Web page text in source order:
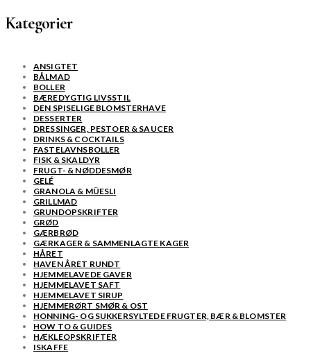
Kategorier
ANSIGTET
BÅLMAD
BOLLER
BÆREDYGTIG LIVSSTIL
DEN SPISELIGE BLOMSTERHAVE
DESSERTER
DRESSINGER, PESTOER & SAUCER
DRINKS & COCKTAILS
FASTELAVNSBOLLER
FISK & SKALDYR
FRUGT- & NØDDESMØR
GELÉ
GRANOLA & MÜESLI
GRILLMAD
GRUNDOPSKRIFTER
GRØD
GÆRBRØD
GÆRKAGER & SAMMENLAGTE KAGER
HÅRET
HAVEN ÅRET RUNDT
HJEMMELAVEDE GAVER
HJEMMELAVET SAFT
HJEMMELAVET SIRUP
HJEMMERØRT SMØR & OST
HONNING- OG SUKKERSYLTEDE FRUGTER, BÆR & BLOMSTER
HOW TO & GUIDES
HÆKLEOPSKRIFTER
ISKAFFE